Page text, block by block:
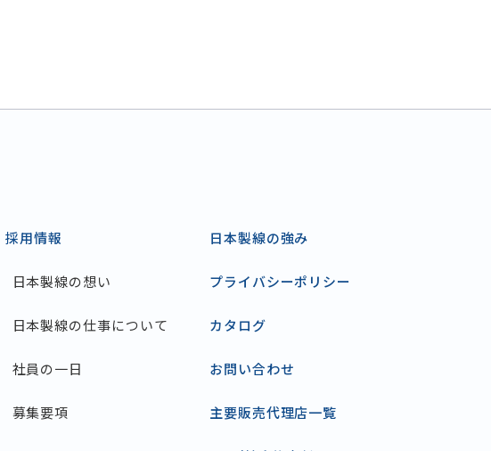
採用情報
日本製線の想い
日本製線の仕事について
社員の一日
募集要項
日本製線の強み
プライバシーポリシー
カタログ
お問い合わせ
主要販売代理店一覧